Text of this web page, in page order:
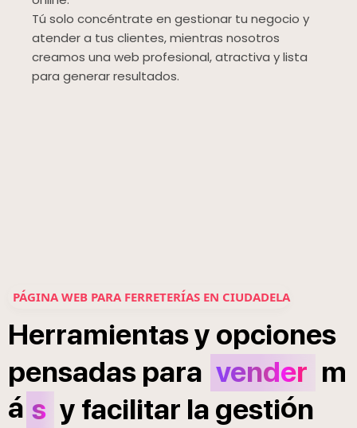
Tú solo concéntrate en gestionar tu negocio y
atender a tus clientes, mientras nosotros
creamos una web profesional, atractiva y lista
para generar resultados.
PÁGINA WEB PARA FERRETERÍAS EN CIUDADELA
Herramientasy opciones
pensadas para vender m
á s y facilitar la gestión